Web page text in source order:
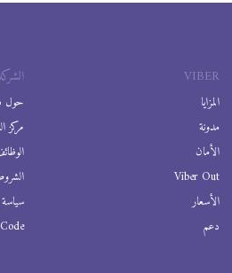
VIBER
المزايا
مدونة
الأمان
Viber Out
الأسعار
دعم
حول
مركز